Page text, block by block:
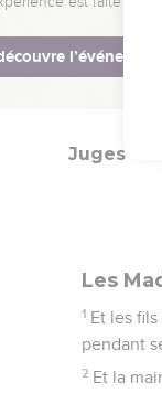
couleur
31
sort
Juges
Les
1 Et les
pendant
2 Et la